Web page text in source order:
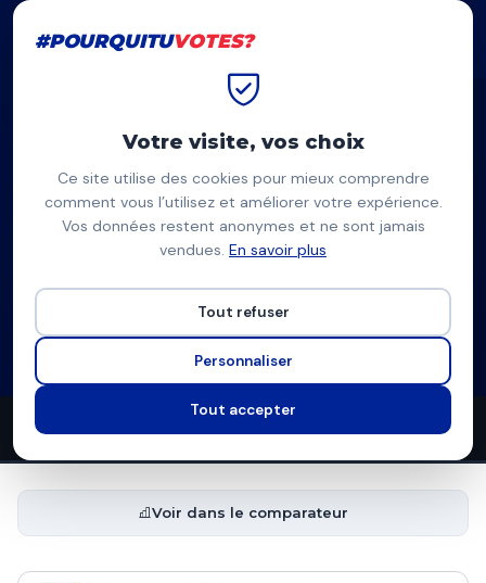
#POURQUITUVOTES?
TJ
Thomas Jouhannaud
Liste d'extrême-gauche
2propositions2thèmes couverts8candidats en lice
Voir dans le comparateur
#POURQUITUVOTES?
Votre visite, vos choix
Ce site utilise des cookies pour mieux comprendre
comment vous l’utilisez et améliorer votre expérience.
Vos données restent anonymes et ne sont jamais
vendues. En savoir plus
Tout refuser
Personnaliser
Tout accepter